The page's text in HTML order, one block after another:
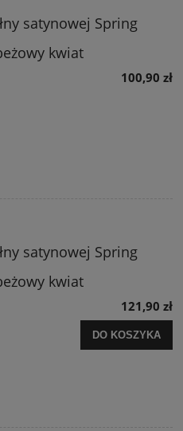
satynowej Spring
kwiat
100,90 zł
satynowej Spring
kwiat
121,90 zł
DO KOSZYKA